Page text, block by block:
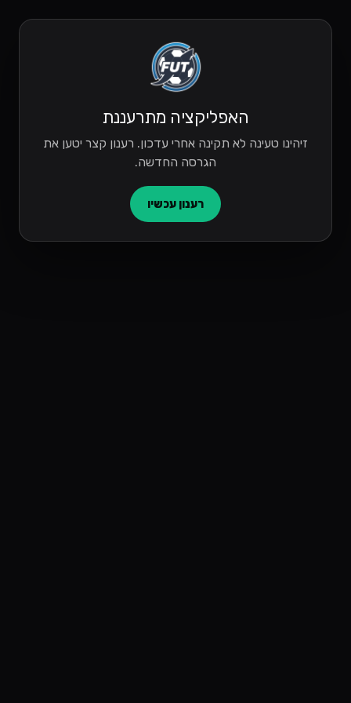
האפליקציה מתרעננת
זיהינו טעינה לא תקינה אחרי עדכון. רענון קצר יטען את
הגרסה החדשה.
רענון עכשיו